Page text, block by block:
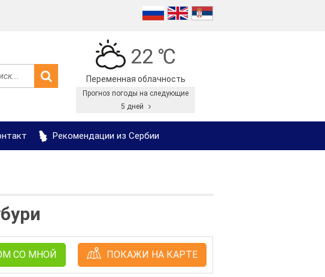
22 ℃
Переменная облачность
Прогноз погоды на следующие
5 дней
Рекомендации из Сербии
СО МНОЙ ПОКАЖИ НА КАРТЕ